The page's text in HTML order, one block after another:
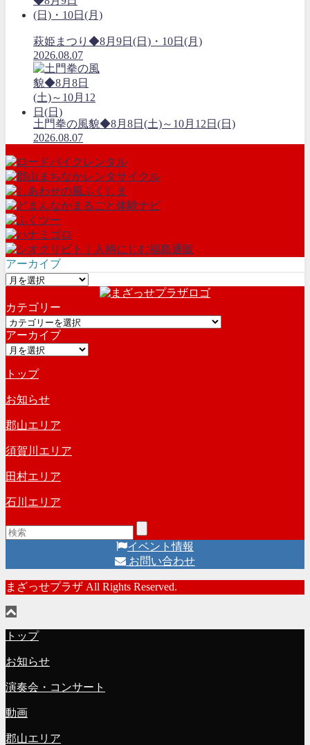
萩姫まつり◆8月9日(日)・10日(月)
2026.08.07
土門拳の風貌◆8月8日(土)～10月12日(日)
2026.08.07
アーカイブ
ア
カ
イ
ブ
カテゴリー
カ
テ
ゴ
ー
アーカイブ
ア
カ
イ
ブ
トップ
お知らせ
郡山エリア
須賀川エリア
田村エリア
石川エリア
イベント情報
お問い合わせ
まざっせプラザ All Rights Reserved.
トップ
お知らせ
演奏会・コンサート
動画
郡山エリア